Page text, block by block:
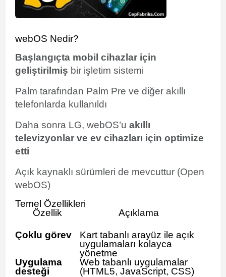
webOS Nedir?
Başlangıçta mobil cihazlar için
geliştirilmiş bir işletim sistemi
Palm tarafından Palm Pre ve diğer akıllı
telefonlarda kullanıldı
Daha sonra LG, webOS’u akıllı
televizyonlar ve ev cihazları için optimize
etti
Açık kaynaklı sürümleri de mevcuttur (Open
webOS)
Temel Özellikleri
Özellik
Açıklama
Çoklu görev
Kart tabanlı arayüz ile açık
uygulamaları kolayca
yönetme
Uygulama
desteği
Web tabanlı uygulamalar
(HTML5, JavaScript, CSS)